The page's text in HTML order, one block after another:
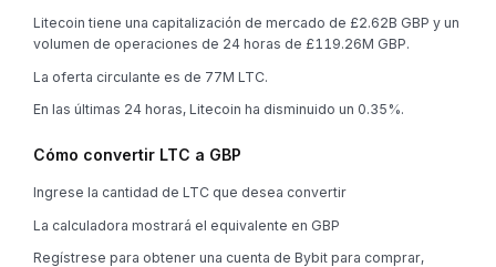
Litecoin tiene una capitalización de mercado de £2.62B GBP y un
volumen de operaciones de 24 horas de £119.26M GBP.
La oferta circulante es de 77M LTC.
En las últimas 24 horas, Litecoin ha disminuido un 0.35%.
Cómo convertir LTC a GBP
Ingrese la cantidad de LTC que desea convertir
La calculadora mostrará el equivalente en GBP
Regístrese para obtener una cuenta de Bybit para comprar,